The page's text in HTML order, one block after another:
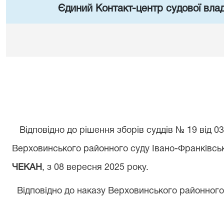
Єдиний Контакт-центр судової
Відповідно до рішення зборів суддів № 19 від
Верховинського районного суду Івано-
ЧЕКАН , з 08 вересня 2025 року.
Відповідно до наказу Верховинського